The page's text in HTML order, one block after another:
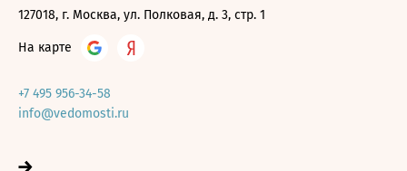
127018, г. Москва, ул. Полковая, д. 3, стр. 1
На карте
+7 495 956-34-58
info@vedomosti.ru